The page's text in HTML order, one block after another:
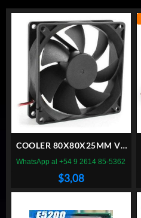
COOLER 80X80X25MM VT
BUJE 8CM 12V FICHA
$3,08
WhatsApp al +54 9 2614 85-5362